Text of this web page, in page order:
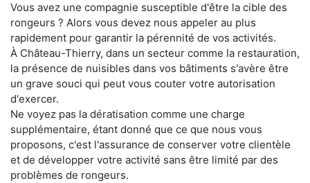
Vous avez une compagnie susceptible d'être la cible des
rongeurs ? Alors vous devez nous appeler au plus
rapidement pour garantir la pérennité de vos activités.
À Château-Thierry, dans un secteur comme la restauration,
la présence de nuisibles dans vos bâtiments s'avère être
un grave souci qui peut vous couter votre autorisation
d'exercer.
Ne voyez pas la dératisation comme une charge
supplémentaire, étant donné que ce que nous vous
proposons, c'est l'assurance de conserver votre clientèle
et de développer votre activité sans être limité par des
problèmes de rongeurs.